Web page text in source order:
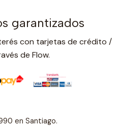
garantizados
con tarjetas de crédito /
de Flow.
en Santiago.